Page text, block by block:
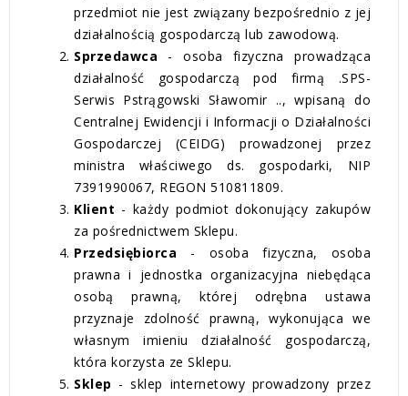
przedmiot nie jest związany bezpośrednio z jej
działalnością gospodarczą lub zawodową.
Sprzedawca - osoba fizyczna prowadząca
działalność gospodarczą pod firmą .SPS-
Serwis Pstrągowski Sławomir .., wpisaną do
Centralnej Ewidencji i Informacji o Działalności
Gospodarczej (CEIDG) prowadzonej przez
ministra właściwego ds. gospodarki, NIP
7391990067, REGON 510811809.
Klient - każdy podmiot dokonujący zakupów
za pośrednictwem Sklepu.
Przedsiębiorca - osoba fizyczna, osoba
prawna i jednostka organizacyjna niebędąca
osobą prawną, której odrębna ustawa
przyznaje zdolność prawną, wykonująca we
własnym imieniu działalność gospodarczą,
która korzysta ze Sklepu.
Sklep - sklep internetowy prowadzony przez